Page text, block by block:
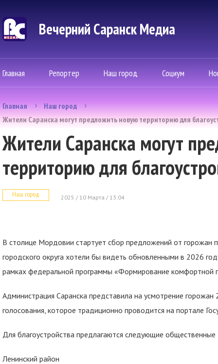
Вечерний Саранск Mедиа
Главная Репортер Наш город Социум
Главная
Наш город
Жители Саранска могут предложить новую территорию для
Жители Саранска могут
территорию для
Наш город 2025 / 10 Марта / 13:04
В столице Мордовии стартует сбор предложений от
городского округа хотели бы видеть обновленными в 2026
рамках федеральной программы «Формирование комфортной
Администрация Саранска представила на усмотрение
голосования, которое традиционно проводится на портале
Для благоустройства предлагаются следующие общественные
Ленинский район